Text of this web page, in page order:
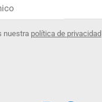
nuestra política de privacidad